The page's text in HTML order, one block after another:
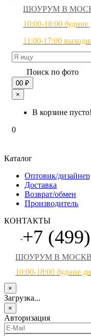
ШОУРУМ В
10:00-18:00 будние
11:00-17:00
Поиск по фото
00 ₽
×
В корзине пусто!
0
Каталог
Оптовик/дизайнер
Доставка
Возврат/обмен
Производитель
КОНТАКТЫ
+7
ШОУРУМ В
10:00-18:00 будние
×
Загрузка...
×
Авторизация